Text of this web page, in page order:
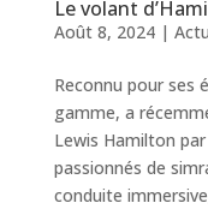
Le volant
Août 8, 2024|
Reconnu pour ses
gamme, a
Lewis Hamilton
passionnés de
conduite